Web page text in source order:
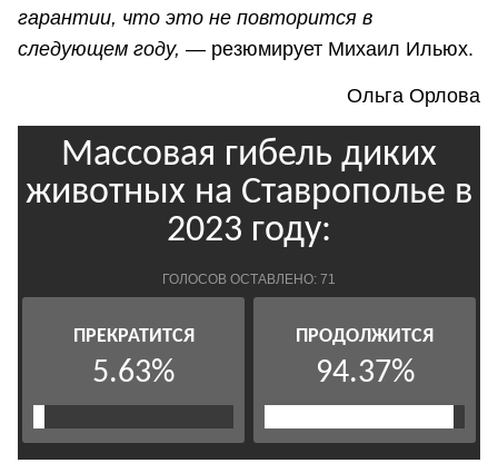
гарантии, что это не повторится в
следующем году, — резюмирует Михаил Ильюх.
Ольга Орлова